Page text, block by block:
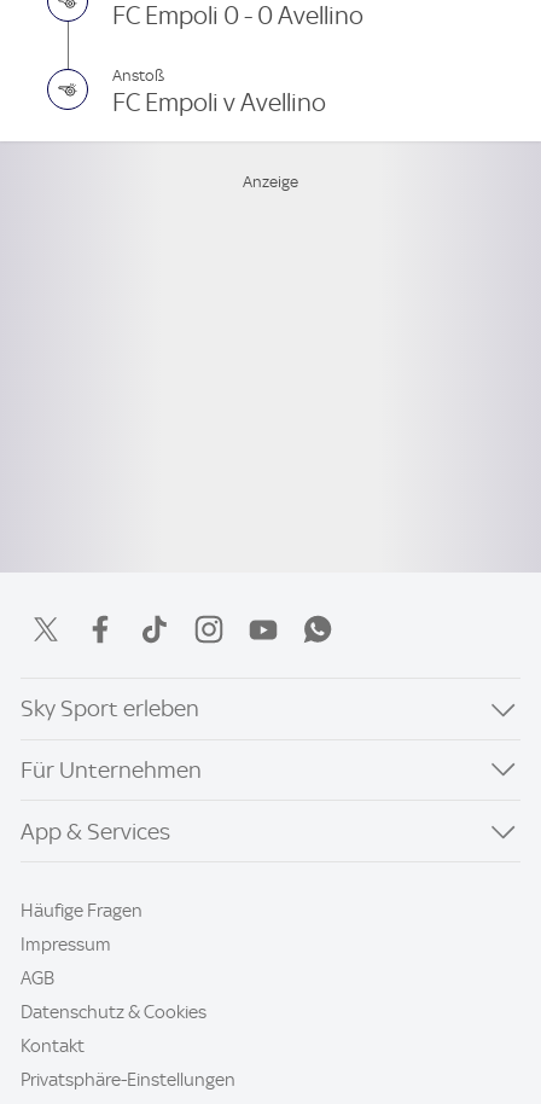
FC Empoli 0 - 0 Avellino
Anstoß
FC Empoli v Avellino
Sky Sport erleben
Für Unternehmen
App & Services
Häufige Fragen
Impressum
AGB
Datenschutz & Cookies
Kontakt
Privatsphäre-Einstellungen